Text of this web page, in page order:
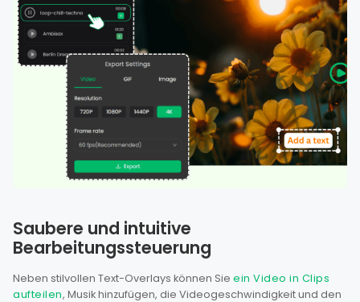
Saubere und intuitive
Bearbeitungssteuerung
Neben stilvollen Text-Overlays können Sie ein Video in Clips
aufteilen, Musik hinzufügen, die Videogeschwindigkeit und den